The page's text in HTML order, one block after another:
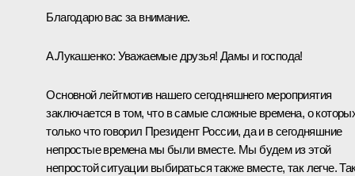
Благодарю вас за внимание.
А.Лукашенко: Уважаемые друзья! Дамы и господа!
Основной лейтмотив нашего сегодняшнего мероприятия
заключается в том, что в самые сложные времена, о
только что говорил Президент России, да и в сегодняшние
непростые времена мы были вместе. Мы будем из этой
непростой ситуации выбираться также вместе, так легче.